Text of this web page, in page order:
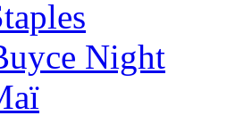
Night